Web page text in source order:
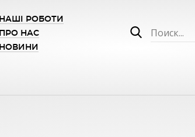
НАШІ РОБОТИ
ПРО НАС
НОВИНИ